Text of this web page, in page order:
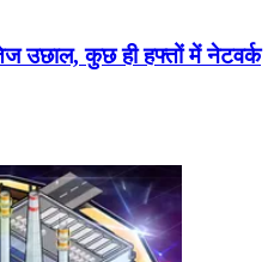
उछाल, कुछ ही हफ्तों में नेटवर्क